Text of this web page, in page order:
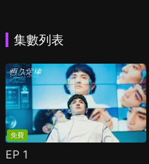
集數列表
免費
EP 1